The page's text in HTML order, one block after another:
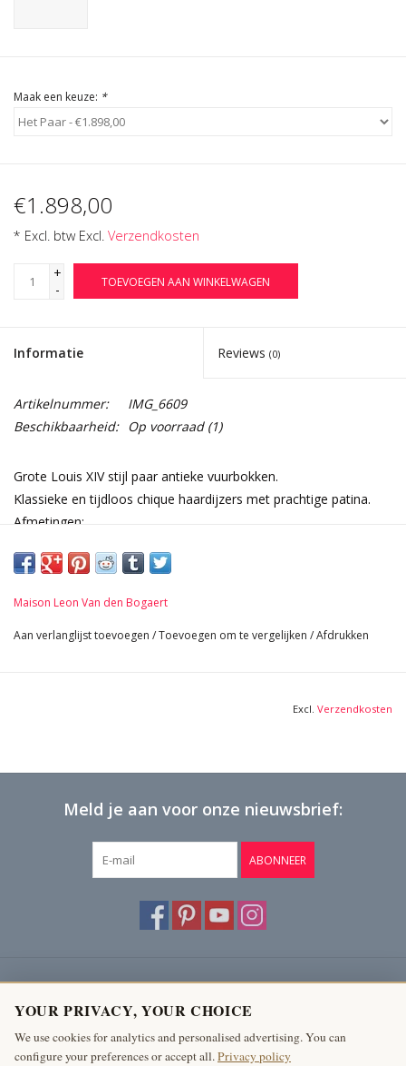
Maak een keuze: *
€1.898,00
* Excl. btw Excl. Verzendkosten
+
-
TOEVOEGEN AAN WINKELWAGEN
Informatie Reviews (0)
Artikelnummer:
IMG_6609
Beschikbaarheid: Op voorraad(1)
Grote Louis XIV stijl paar antieke vuurbokken.
Klassieke en tijdloos chique haardijzers met prachtige patina.
Afmetingen:
11 cm Breedte per stuk 4,33 Inch
Maison Leon Van den Bogaert
Aan verlanglijst toevoegen /Toevoegen om te vergelijken /Afdrukken
Excl. Verzendkosten
Meld je aan voor onze nieuwsbrief:
ABONNEER
Producten
YOUR PRIVACY, YOUR CHOICE
We use cookies for analytics and personalised advertising. You can
configure your preferences or accept all.Privacy policy